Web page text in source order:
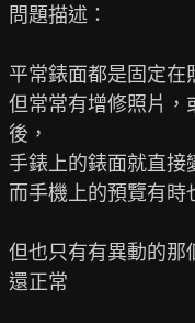
問題描述：
平常錶面都是固定在
但常常有增修照片，
後，
手錶上的錶面就直接
而手機上的預覽有時
但也只有有異動的那
還正常